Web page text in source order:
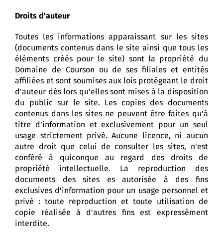
Droits d'auteur
Toutes les informations apparaissant sur les sites
(documents contenus dans le site ainsi que tous les
éléments créés pour le site) sont la propriété du
Domaine de Courson ou de ses filiales et entités
affiliées et sont soumises aux lois protégeant le droit
d'auteur dès lors qu'elles sont mises à la disposition
du public sur le site. Les copies des documents
contenus dans les sites ne peuvent être faites qu'à
titre d'information et exclusivement pour un seul
usage strictement privé. Aucune licence, ni aucun
autre droit que celui de consulter les sites, n'est
conféré à quiconque au regard des droits de
propriété intellectuelle. La reproduction des
documents des sites es autorisée à des fins
exclusives d'information pour un usage personnel et
privé : toute reproduction et toute utilisation de
copie réalisée à d'autres fins est expressément
interdite.